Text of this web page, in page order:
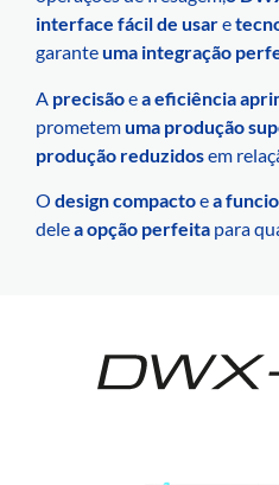
interface fácil de usare
garanteuma integração
A precisãoea eficiência
prometemuma produção
produção reduzidosem
O design compactoea
delea opção perfeita para